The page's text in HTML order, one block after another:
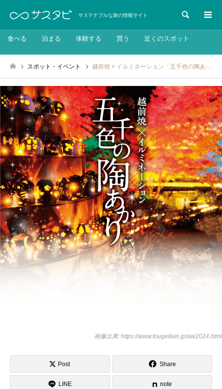
サステナブルな旅の情報サイト 検索
食べる 泊まる 体験する 買う 近くのスポット
スポット・イベント 越前焼 × イルミネーション「五千色の陶あかり」：2024年10月26日〜2025年1月13日
画像出典: https://www.tougeikan.jp/aw2024.html
Post Share
LINE note